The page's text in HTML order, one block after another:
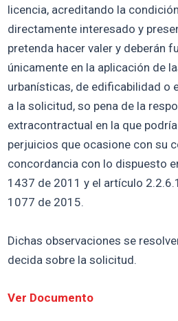
licencia, acreditando la
directamente interesado y
pretenda hacer valer y deberán
únicamente en la aplicación de
urbanísticas, de edificabilidad o
a la solicitud, so pena de la
extracontractual en la que
perjuicios que ocasione con su
concordancia con lo dispuesto
1437 de 2011 y el artículo
1077 de 2015.
Dichas observaciones se
decida sobre la solicitud.
Ver Documento